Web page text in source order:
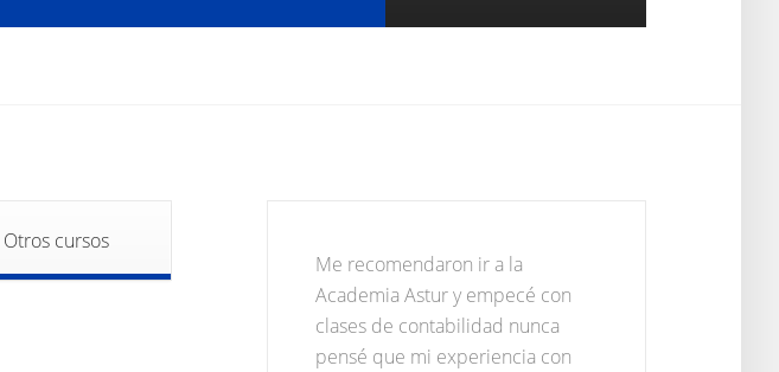
Otros cursos
Me recomendaron ir a la
Academia Astur y empecé con
clases de contabilidad nunca
pensé que mi experiencia con